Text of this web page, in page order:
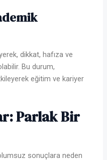
dikkat, hafıza ve
Bu durum,
eğitim ve kariyer
Parlak Bir
sonuçlara neden